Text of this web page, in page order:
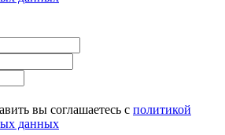
вы соглашаетесь с политикой
данных